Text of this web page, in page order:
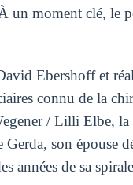
un moment clé, le
Ebershoff et
connu de la
/ Lilli Elbe, la
son épouse
années de sa